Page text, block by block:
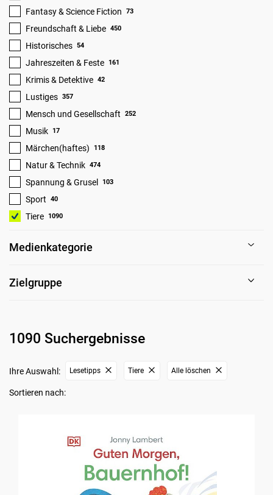
Fantasy & Science Fiction 73
Freundschaft & Liebe 450
Historisches 54
Jahreszeiten & Feste 161
Krimis & Detektive 42
Lustiges 357
Mensch und Gesellschaft 252
Musik 17
Märchen(haftes) 118
Natur & Technik 474
Spannung & Grusel 103
Sport 40
Tiere 1090
Medienkategorie
Zielgruppe
1090 Suchergebnisse
Ihre Auswahl: Lesetipps Tiere Alle löschen
Sortieren nach: